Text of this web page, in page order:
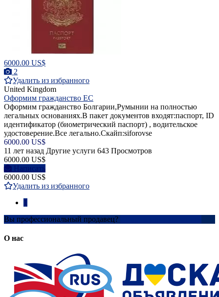
6000.00 US$
2
Удалить из избранного
United Kingdom
Оформим гражданство ЕС
Оформим гражданство Болгарии,Румынии на полностью
легальных основаниях.В пакет документов входят:паспорт, ID
идентификатор (биометрический паспорт) , водительское
удостоверение.Все легально.Скайп:siforovse
6000.00 US$
11 лет назад Другие услуги 643 Просмотров
6000.00 US$
Написать
6000.00 US$
Удалить из избранного
Вы профессиональный продавец?
О нас